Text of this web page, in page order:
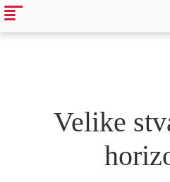
Velike